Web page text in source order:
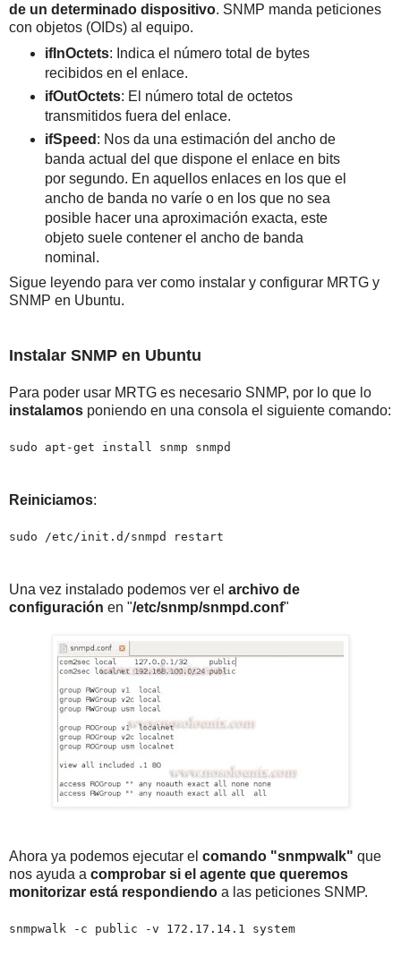
de un determinado dispositivo. SNMP manda peticiones
con objetos (OIDs) al equipo.
ifInOctets: Indica el número total de bytes
recibidos en el enlace.
ifOutOctets: El número total de octetos
transmitidos fuera del enlace.
ifSpeed : Nos da una estimación del ancho de
banda actual del que dispone el enlace en bits
por segundo. En aquellos enlaces en los que el
ancho de banda no varíe o en los que no sea
posible hacer una aproximación exacta, este
objeto suele contener el ancho de banda
nominal.
Sigue leyendo para ver como instalar y configurar MRTG y
SNMP en Ubuntu.
Instalar SNMP en Ubuntu
Para poder usar MRTG es necesario SNMP, por lo que lo
instalamos poniendo en una consola el siguiente comando:
sudo apt-get install snmp snmpd
Reiniciamos:
sudo /etc/init.d/snmpd restart
Una vez instalado podemos ver el archivo de
configuración en "/etc/snmp/snmpd.conf"
Ahora ya podemos ejecutar el comando "snmpwalk" que
nos ayuda a comprobar si el agente que queremos
monitorizar está respondiendo a las peticiones SNMP.
snmpwalk -c public -v 172.17.14.1 system